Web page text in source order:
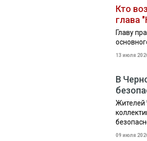
Кто
глава
Главу
13 июля
В
Жителей
09 июля